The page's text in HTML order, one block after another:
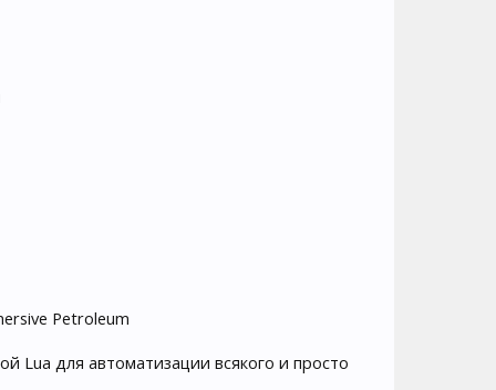
Petroleum
для автоматизации всякого и просто